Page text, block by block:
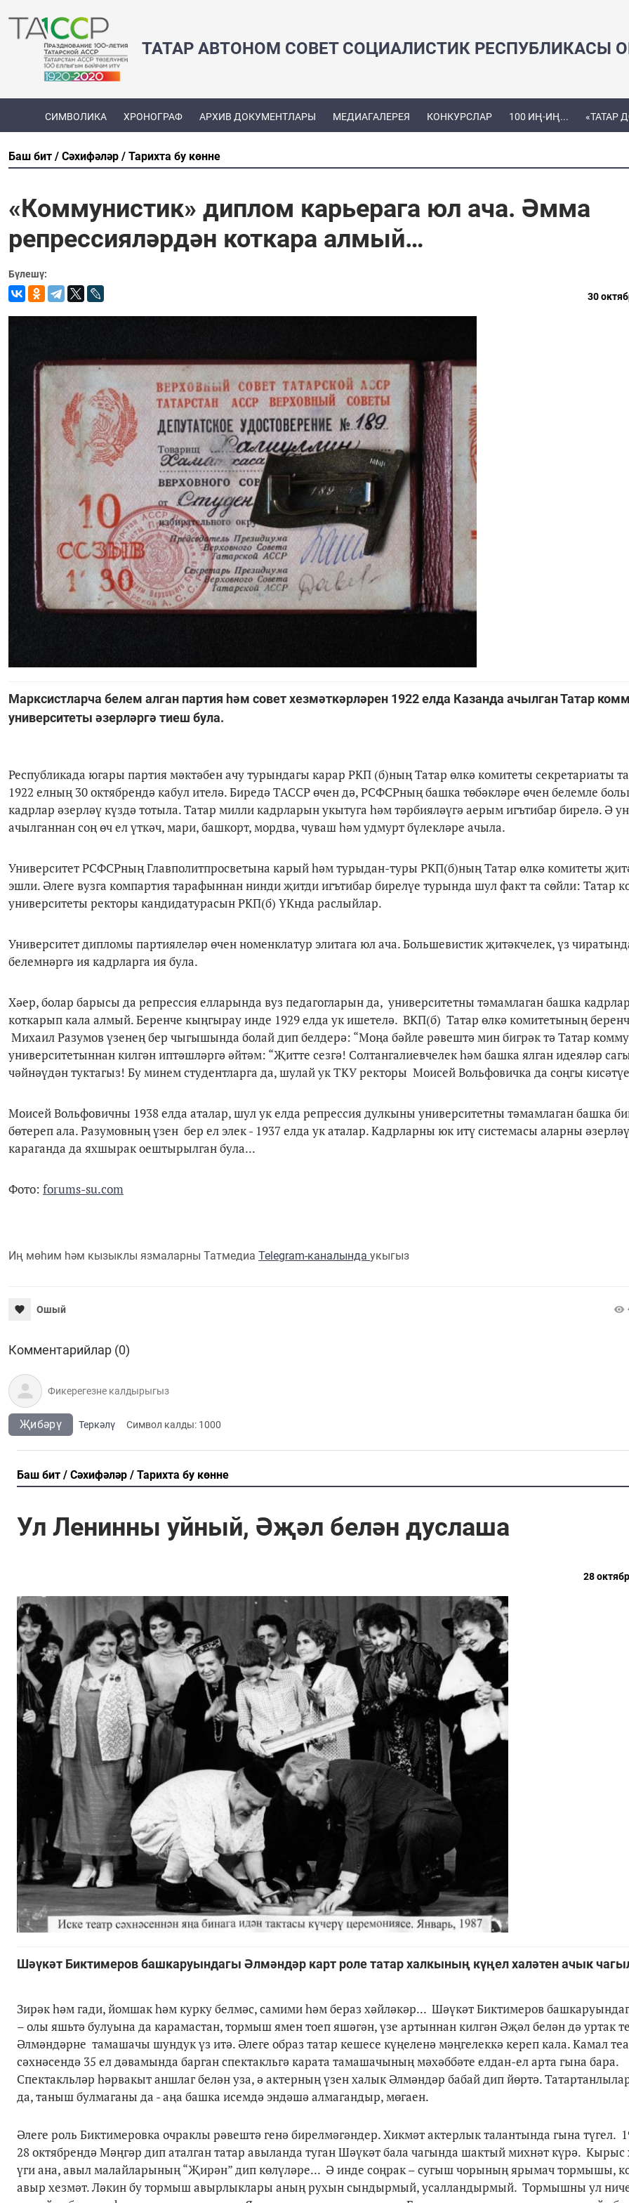
ТАТАР АВТОНОМ СОВЕТ СОЦИАЛИСТИК РЕСПУБЛИКАСЫ
СИМВОЛИКА ХРОНОГРАФ АРХИВ ДОКУМЕНТЛАРЫ МЕДИАГАЛЕРЕЯ КОНКУРСЛАР 100 ИҢ-ИҢ... «ТАТАР
Баш бит Сәхифәләр Тарихта бу көнне
«Коммунистик» диплом карьерага юл ача. Әмма
репрессияләрдән коткара алмый…
Бүлешү:
30
Марксистларча белем алган партия һәм совет хезмәткәрләрен 1922 елда Казанда ачылган Татар
университеты әзерләргә тиеш була.
Республикада югары партия мәктәбен ачу турындагы карар РКП (б)ның Татар өлкә комитеты секретариаты
1922 елның 30 октябрендә кабул ителә. Биредә ТАССР өчен дә, РСФСРның башка төбәкләре өчен белемле
кадрлар әзерләү күздә тотыла. Татар милли кадрларын укытуга һәм тәрбияләүгә аерым игътибар бирелә. Ә
ачылганнан соң өч ел үткәч, мари, башкорт, мордва, чуваш һәм удмурт бүлекләре ачыла.
Университет РСФСРның Главполитпросветына карый һәм турыдан-туры РКП(б)ның Татар өлкә комитеты
эшли. Әлеге вузга компартия тарафыннан нинди җитди игътибар бирелүе турында шул факт та сөйли: Татар
университеты ректоры кандидатурасын РКП(б) ҮКнда раслыйлар.
Университет дипломы партиялеләр өчен номенклатур элитага юл ача. Большевистик җитәкчелек, үз
белемнәргә ия кадрларга ия була.
Хәер, болар барысы да репрессия елларында вуз педагогларын да, университетны тәмамлаган башка
коткарып кала алмый. Беренче кыңгырау инде 1929 елда ук ишетелә. ВКП(б) Татар өлкә комитетының
Михаил Разумов үзенең бер чыгышында болай дип белдерә: “Моңа бәйле рәвештә мин бигрәк тә Татар
университетыннан килгән иптәшләргә әйтәм: “Җитте сезгә! Солтангалиевчелек һәм башка ялган идеяләр
чәйнәүдән туктагыз! Бу минем студентларга да, шулай ук ТКУ ректоры Моисей Вольфовичка да соңгы
Моисей Вольфовичны 1938 елда аталар, шул ук елда репрессия дулкыны университетны тәмамлаган башка
бөтереп ала. Разумовның үзен бер ел элек - 1937 елда ук аталар. Кадрларны юк итү системасы аларны
караганда да яхшырак оештырылган була...
Фото: forums-su.com
Иң мөһим һәм кызыклы язмаларны Татмедиа Telegram-каналында укыгыз
Ошый
Комментарийлар (0)
Җибәрү Теркәлү Cимвол калды: 1000
Баш бит Сәхифәләр Тарихта бу көнне
Ул Ленинны уйный, Әҗәл белән дуслаша
28
Шәүкәт Биктимеров башкаруындагы Әлмәндәр карт роле татар халкының күңел халәтен ачык
Зирәк һәм гади, йомшак һәм курку белмәс, самими һәм бераз хәйләкәр... Шәүкәт Биктимеров
– олы яшьтә булуына да карамастан, тормыш ямен тоеп яшәгән, үзе артыннан килгән Әҗәл белән дә уртак
Әлмәндәрне тамашачы шундук үз итә. Әлеге образ татар кешесе күңеленә мәңгелеккә кереп кала. Камал
сәхнәсендә 35 ел дәвамында барган спектакльгә карата тамашачының мәхәббәте елдан-ел арта гына бара.
Спектакльләр һәрвакыт аншлаг белән уза, ә актерның үзен халык Әлмәндәр бабай дип йөртә.
да, таныш булмаганы да - аңа башка исемдә эндәшә алмагандыр, мөгаен.
Әлеге роль Биктимеровка очраклы рәвештә генә бирелмәгәндер. Хикмәт актерлык талантында гына түгел.
28 октябрендә Мәңгәр дип аталган татар авыланда туган Шәүкәт бала чагында шактый михнәт күрә.
үги ана, авыл малайларының “Җирән” дип көлүләре... Ә инде соңрак – сугыш чорының ярымач тормышы,
авыр хезмәт. Ләкин бу тормыш авырлыклары аның рухын сындырмый, усалландырмый. Тормышны ул